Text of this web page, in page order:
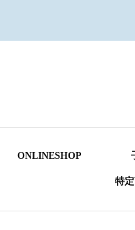
ONLINESHOP
特